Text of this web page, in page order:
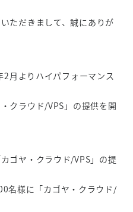
ただきまして、誠にありが
月よりハイパフォーマンス
クラウド/VPS」の提供を開
ゴヤ・クラウド/VPS」の提
名様に「カゴヤ・クラウド/